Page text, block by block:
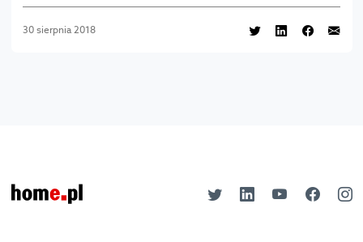
30 sierpnia 2018